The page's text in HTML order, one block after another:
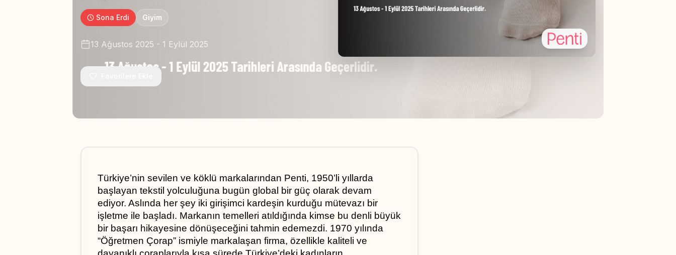
Sona Erdi Giyim
13 Ağustos 2025 - 1 Eylül 2025
Türkiye’nin sevilen ve köklü markalarından Penti, 1950’li yıllarda
başlayan tekstil yolculuğuna bugün global bir güç olarak devam
ediyor. Aslında her şey iki girişimci kardeşin kurduğu mütevazı bir
işletme ile başladı. Markanın temelleri atıldığında kimse bu denli büyük
bir başarı hikayesine dönüşeceğini tahmin edemezdi. 1970 yılında
“Öğretmen Çorap” ismiyle markalaşan firma, özellikle kaliteli ve